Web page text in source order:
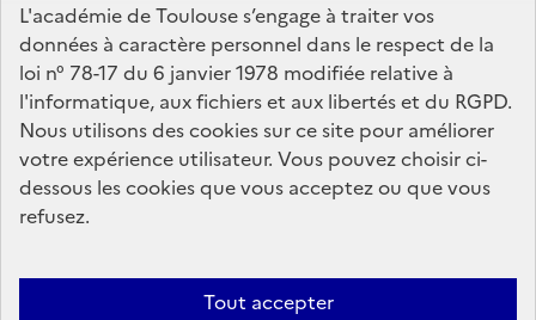
Nous contacter
DSDEN du Tarn-et-Garonne
Centre administratif Forestié
436 rue Edouard Forestié
82000 Montauban
L'académie de Toulouse s’engage à traiter vos
données à caractère personnel dans le respect de la
loi n° 78-17 du 6 janvier 1978 modifiée relative à
l'informatique, aux fichiers et aux libertés et du RGPD.
Nous utilisons des cookies sur ce site pour améliorer
votre expérience utilisateur. Vous pouvez choisir ci-
dessous les cookies que vous acceptez ou que vous
refusez.
Tout accepter